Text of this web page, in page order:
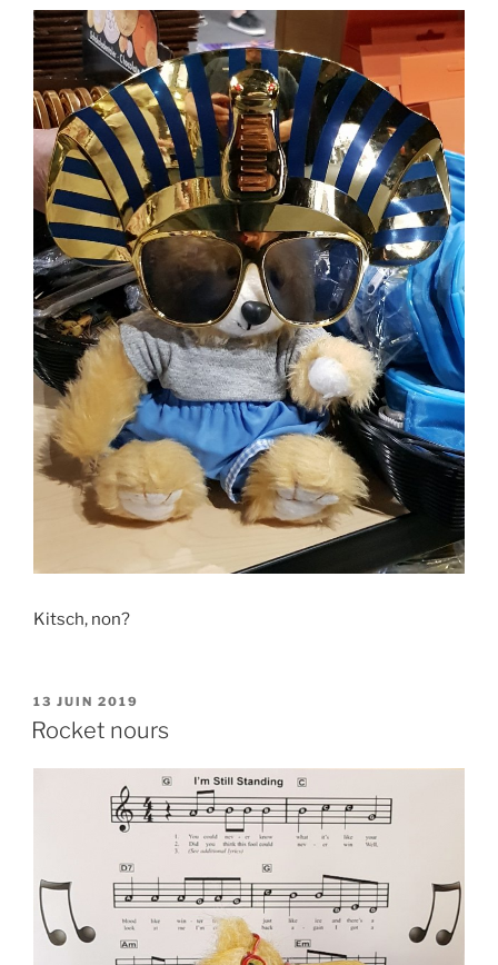
Kitsch, non?
PUBLIÉ
LE
13 JUIN 2019
Rocket nours